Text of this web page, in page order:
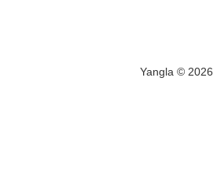
Yangla © 2026